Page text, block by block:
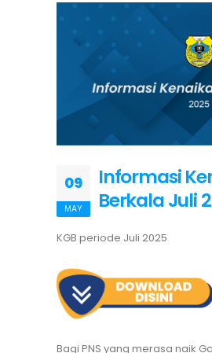
09
MAY
Informasi
Berkala Juli
KGB periode Juli 2025
Bagi PNS yang merasa naik